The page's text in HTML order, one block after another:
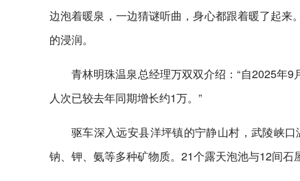
边泡着暖泉，一边猜谜听曲，身心都跟着暖了起
的浸润。
青林明珠温泉总经理万双双介绍：“自2025年
人次已较去年同期增长约1万。”
驱车深入远安县洋坪镇的宁静山村，武陵峡
钠、钾、氨等多种矿物质。21个露天泡池与12间石